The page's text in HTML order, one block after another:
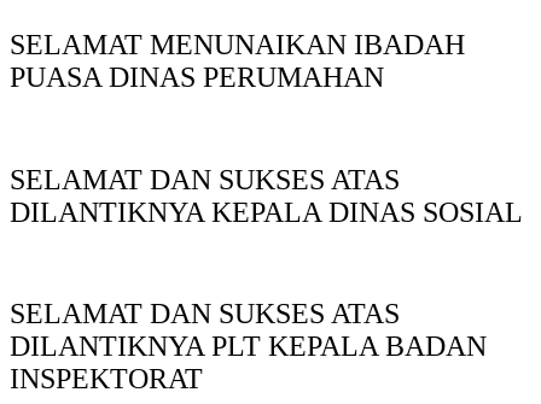
SELAMAT MENUNAIKAN IBADAH
PUASA DINAS PERUMAHAN
SELAMAT DAN SUKSES ATAS
DILANTIKNYA KEPALA DINAS SOSIAL
SELAMAT DAN SUKSES ATAS
DILANTIKNYA PLT KEPALA BADAN
INSPEKTORAT